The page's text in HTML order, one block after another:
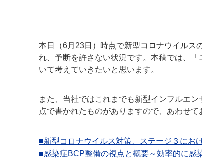
本日（6月23日）時点で新型コロナウイルス
れ、予断を許さない状況です。本稿では、
いて考えていきたいと思います。
また、当社ではこれまでも新型インフルエ
点で書かれたものがありますので、あわせて
■新型コロナウイルス対策、ステージ３にお
■感染症BCP整備の視点と概要～効率的に感